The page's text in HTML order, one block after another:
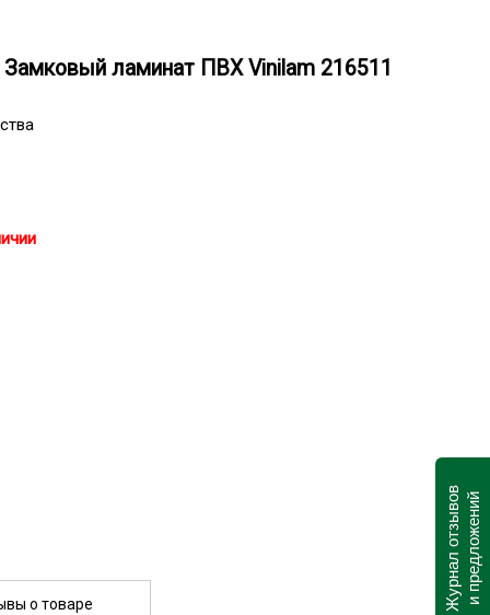
ламинат ПВХ Vinilam 216511
о товаре Журнал отзывови предложений